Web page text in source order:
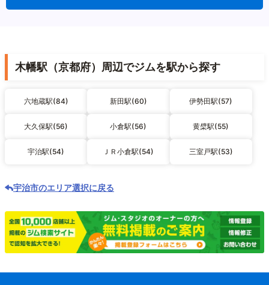
木幡駅（京都府）周辺でジムを駅から探す
六地蔵駅(84) 新田駅(60) 伊勢田駅(57)
大久保駅(56) 小倉駅(56) 黄檗駅(55)
宇治駅(54) ＪＲ小倉駅(54) 三室戸駅(53)
宇治市のエリア選択に戻る